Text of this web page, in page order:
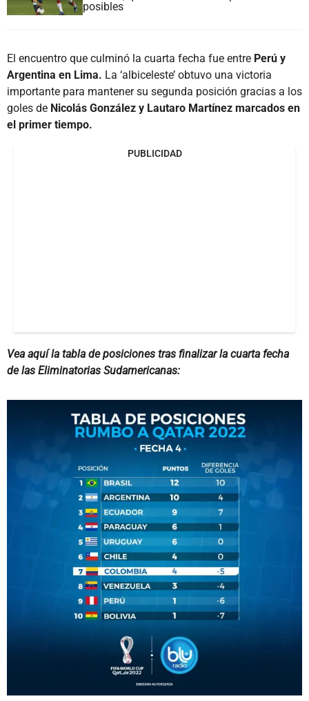
posibles
El encuentro que culminó la cuarta fecha fue entre Perú y
Argentina en Lima. La ‘albiceleste’ obtuvo una victoria
importante para mantener su segunda posición gracias a los
goles de Nicolás González y Lautaro Martínez marcados en
el primer tiempo.
PUBLICIDAD
Vea aquí la tabla de posiciones tras finalizar la cuarta fecha
de las Eliminatorias Sudamericanas: